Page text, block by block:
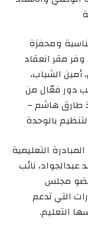
ومحفزة
مقر انعقاد
أمين الشباب،
دور فعّال من
طارق هاشم –
بالوحدة
التعليمية
عبدالجواد، نائب
مجلس
التي تدعم
التعليم.